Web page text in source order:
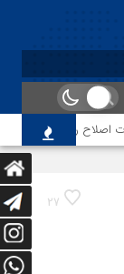
اصلاح رویه‌های بازرسی
27